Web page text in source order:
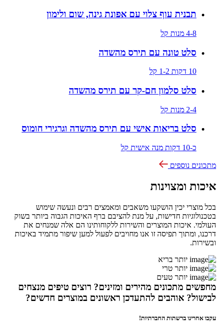
תבנית עוף צלוי עם אפונת גינה, שום ולימון
4-8 מנות קל
סלט טונה עם תירס מהשדה
10 דקות 1-2 קל
סלט סלמון חם-קר עם תירס מהשדה
2-4 מנות קל
סלט בריאות אישי עם תירס מהשדה וגרגירי חומוס
כ-10 דקות מנה אישית קל
מתכונים נוספים
איכות ומצוינות
בכל מוצרי יכין הושקעו משאבים ומאמצים רבים ונעשה שימוש
בטכנולוגיות חדישות, על מנת להציבם ברף האיכות הגבוה ביותר בשוק
העולמי. איכות המוצרים והשירות ללקוחותינו הם אלה שמנחים את
דרכנו, ומתוך תפיסה זו אנו מחויבים לפעול למען שיפור מתמיד באיכות
ובשירות.
יותר בריא
יותר טרי
יותר טעים
מחפשים מתכונים מהירים ומזינים? רוצים טיפים מנצחים
לבישול? אוהבים להתעדכן ראשונים במוצרים חדשים?
עקבו אחרינו ברשתות החברתיות!